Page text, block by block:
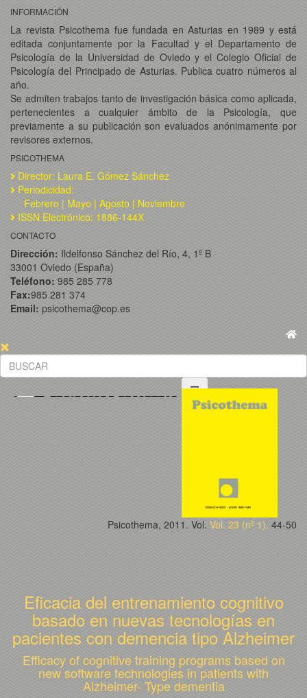
INFORMACIÓN
La revista Psicothema fue fundada en Asturias en 1989 y está
editada conjuntamente por la Facultad y el Departamento de
Psicología de la Universidad de Oviedo y el Colegio Oficial de
Psicología del Principado de Asturias. Publica cuatro números al
año.
Se admiten trabajos tanto de investigación básica como aplicada,
pertenecientes a cualquier ámbito de la Psicología, que
previamente a su publicación son evaluados anónimamente por
revisores externos.
PSICOTHEMA
Director: Laura E. Gómez Sánchez
Periodicidad:
Febrero | Mayo | Agosto | Noviembre
ISSN Electrónico: 1886-144X
CONTACTO
Dirección: Ildelfonso Sánchez del Río, 4, 1º B
33001 Oviedo (España)
Teléfono: 985 285 778
Fax:985 281 374
Email: psicothema@cop.es
Psicothema, 2011. Vol. Vol. 23 (nº 1). 44-50
Eficacia del entrenamiento cognitivo
basado en nuevas tecnologías en
pacientes con demencia tipo Alzheimer
Efficacy of cognitive training programs based on
new software technologies in patients with
Alzheimer- Type dementia